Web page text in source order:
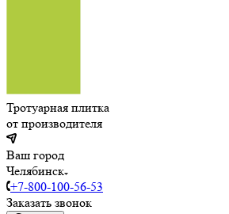
Тротуарная плитка
от производителя
Ваш город
Челябинск
+7-800-100-56-53
Заказать звонок